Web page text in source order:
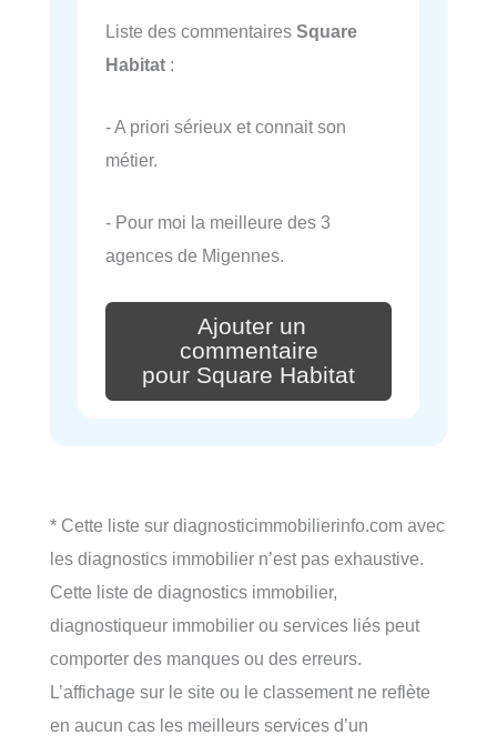
Liste des commentaires Square
Habitat :
- A priori sérieux et connait son
métier.
- Pour moi la meilleure des 3
agences de Migennes.
Ajouter un
commentaire
pour Square Habitat
* Cette liste sur diagnosticimmobilierinfo.com avec
les diagnostics immobilier n’est pas exhaustive.
Cette liste de diagnostics immobilier,
diagnostiqueur immobilier ou services liés peut
comporter des manques ou des erreurs.
L’affichage sur le site ou le classement ne reflète
en aucun cas les meilleurs services d’un